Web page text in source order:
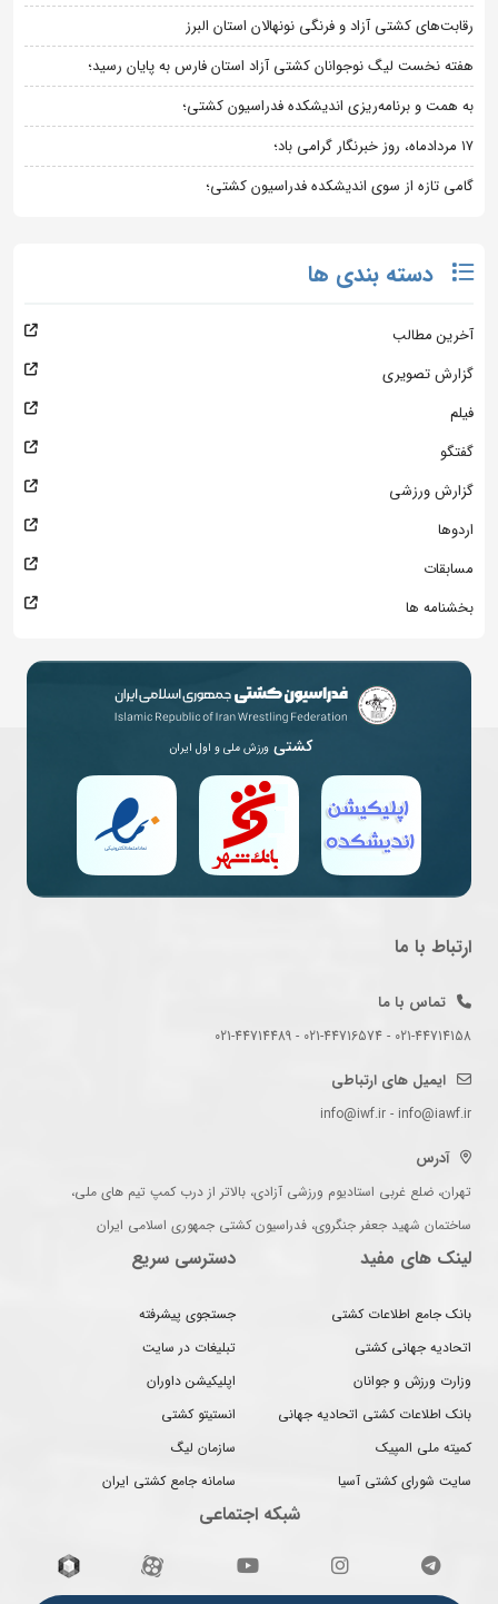
رقابت‌های کشتی آزاد و فرنگی نونهالان استان البرز
هفته نخست لیگ نوجوانان کشتی آزاد استان فارس به پایان رسید؛
به همت و برنامه‌ریزی اندیشکده فدراسیون کشتی؛
۱۷ مردادماه، روز خبرنگار گرامی باد؛
گامی تازه از سوی اندیشکده فدراسیون کشتی؛
دسته بندی ها
آخرین مطالب
گزارش تصویری
فیلم
گفتگو
گزارش ورزشی
اردوها
مسابقات
بخشنامه ها
کشتی ورزش ملی و اول ایران
ارتباط با ما
تماس با ما
021-44714158 - 021-44716574 - 021-44714489
ایمیل های ارتباطی
info@iwf.ir - info@iawf.ir
آدرس
تهران، ضلع غربی استادیوم ورزشی آزادی، بالاتر از درب کمپ تیم های ملی،
ساختمان شهید جعفر جنگروی، فدراسیون کشتی جمهوری اسلامی ایران
لینک های مفید
بانک جامع اطلاعات کشتی
اتحادیه جهانی کشتی
وزارت ورزش و جوانان
بانک اطلاعات کشتی اتحادیه جهانی
کمیته ملی المپیک
سایت شورای کشتی آسیا
دسترسی سریع
جستجوی پیشرفته
تبلیغات در سایت
اپلیکیشن داوران
انستیتو کشتی
سازمان لیگ
سامانه جامع کشتی ایران
شبکه اجتماعی